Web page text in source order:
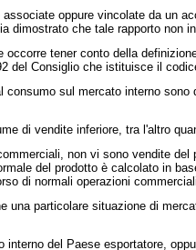
oppure vincolate da un
dimostrato che tale rapporto non
tener conto della
del Consiglio che istituisce il
sul mercato interno sono
di vendite inferiore, tra l'altro
non vi sono vendite del
del prodotto è calcolato in
di normali operazioni
una particolare situazione di
del Paese esportatore,